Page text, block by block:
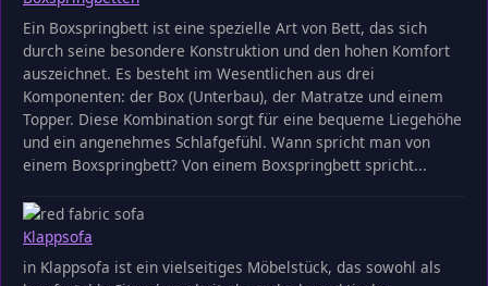
Ein Boxspringbett ist eine spezielle Art von Bett, das sich
durch seine besondere Konstruktion und den hohen Komfort
auszeichnet. Es besteht im Wesentlichen aus drei
Komponenten: der Box (Unterbau), der Matratze und einem
Topper. Diese Kombination sorgt für eine bequeme Liegehöhe
und ein angenehmes Schlafgefühl. Wann spricht man von
einem Boxspringbett? Von einem Boxspringbett spricht...
Klappsofa
in Klappsofa ist ein vielseitiges Möbelstück, das sowohl als